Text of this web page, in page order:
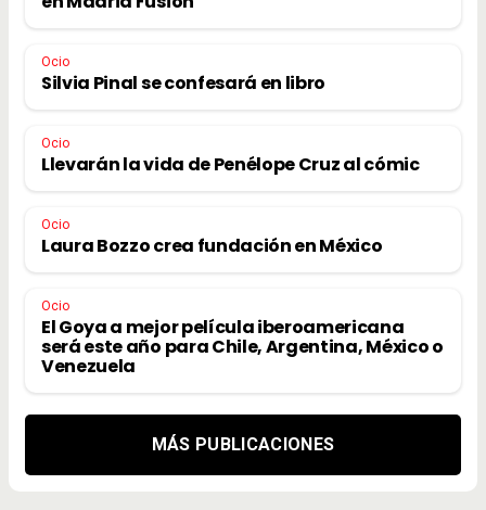
Ocio
Silvia Pinal se confesará en libro
Ocio
Llevarán la vida de Penélope Cruz al cómic
Ocio
Laura Bozzo crea fundación en México
Ocio
El Goya a mejor película iberoamericana
será este año para Chile, Argentina, México o
Venezuela
MÁS PUBLICACIONES